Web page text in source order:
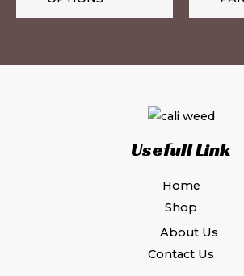
Usefull Link
Home
Shop
About Us
Contact Us